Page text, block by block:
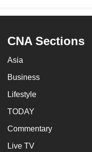
CNA Sections
Asia
Business
Lifestyle
TODAY
Commentary
Live TV